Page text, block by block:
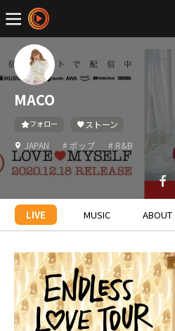
MACO
フォロー
ストーン
JAPAN
# ポップ # R&B
LIVE MUSIC ABOUT